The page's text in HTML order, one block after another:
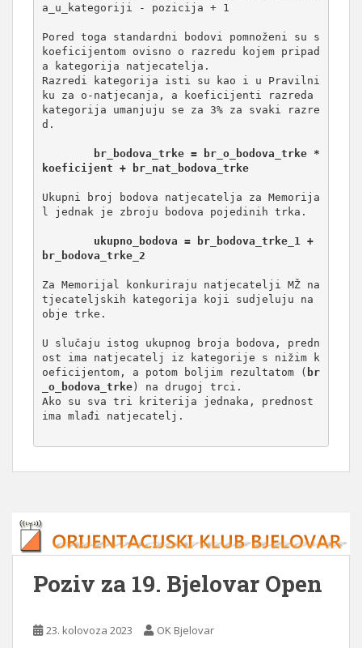
a_u_kategoriji - pozicija + 1
Pored toga standardni bodovi pomnoženi su s
koeficijentom ovisno o razredu kojem pripad
a kategorija natjecatelja.
Razredi kategorija isti su kao i u Pravilni
ku za o-natjecanja, a koeficijenti razreda
kategorija umanjuju se za 3% za svaki razre
d.
br_bodova_trke = br_o_bodova_trke *
koeficijent + br_nat_bodova_trke
Ukupni broj bodova natjecatelja za Memorija
l jednak je zbroju bodova pojedinih trka.
ukupno_bodova = br_bodova_trke_1 +
br_bodova_trke_2
Za Memorijal konkuriraju natjecatelji MŽ na
tjecateljskih kategorija koji sudjeluju na
obje trke.
U slučaju istog ukupnog broja bodova, predn
ost ima natjecatelj iz kategorije s nižim k
oeficijentom, a potom boljim rezultatom ( br
_o_bodova_trke) na drugoj trci.
Ako su sva tri kriterija jednaka, prednost
ima mlađi natjecatelj.
Poziv za 19. Bjelovar Open
23. kolovoza 2023 OK Bjelovar